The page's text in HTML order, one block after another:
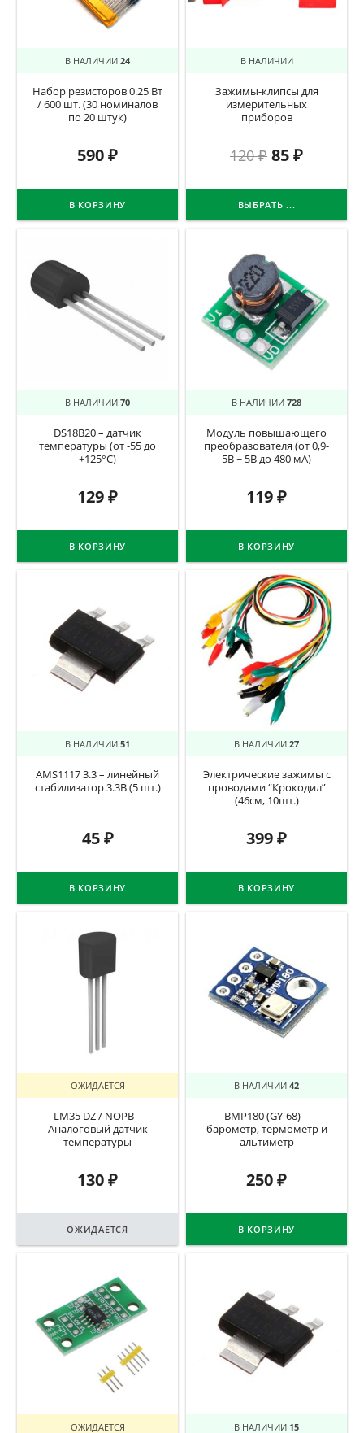
В НАЛИЧИИ 24
Набор резисторов 0.25 Вт
/ 600 шт. (30 номиналов
по 20 штук)
590₽
В КОРЗИНУ
В НАЛИЧИИ
Зажимы-клипсы для
измерительных
приборов
120₽ 85₽
ВЫБРАТЬ ...
В НАЛИЧИИ 70
DS18B20 – датчик
температуры (от -55 до
+125°C)
129₽
В КОРЗИНУ
В НАЛИЧИИ 728
Модуль повышающего
преобразователя (от 0,9-
5В ~ 5В до 480 мА)
119₽
В КОРЗИНУ
В НАЛИЧИИ 51
AMS1117 3.3 – линейный
стабилизатор 3.3В (5 шт.)
45₽
В КОРЗИНУ
В НАЛИЧИИ 27
Электрические зажимы с
проводами “Крокодил”
(46см, 10шт.)
399₽
В КОРЗИНУ
ОЖИДАЕТСЯ
LM35 DZ / NOPB –
Аналоговый датчик
температуры
130₽
ОЖИДАЕТСЯ
В НАЛИЧИИ 42
BMP180 (GY-68) –
барометр, термометр и
альтиметр
250₽
В КОРЗИНУ
ОЖИДАЕТСЯ В НАЛИЧИИ 15